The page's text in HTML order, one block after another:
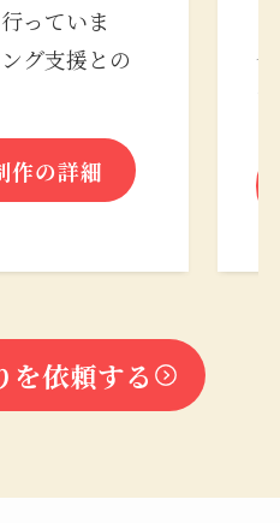
っていま
グ支援との
作の詳細
を依頼する